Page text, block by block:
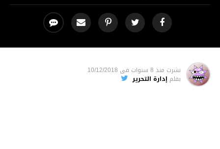
نشرت منذ 8 سنوات فى 10/12/2018
بقلم إدارة التحرير